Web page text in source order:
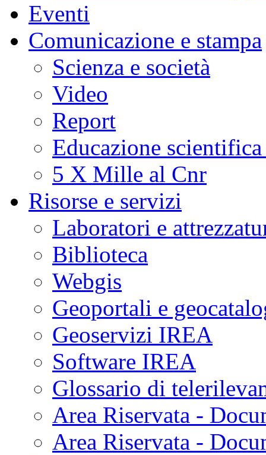
Eventi
Comunicazione e stampa
Scienza e società
Video
Report
Educazione
5 X Mille al Cnr
Risorse e servizi
Laboratori e
Biblioteca
Webgis
Geoportali e
Geoservizi IREA
Software IREA
Glossario di
Area Riservata -
Area Riservata -